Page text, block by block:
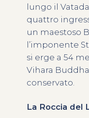
lungo il
quattro
un maestoso
l’imponente
si erge a 54
Vihara
conservato.
La Roccia del